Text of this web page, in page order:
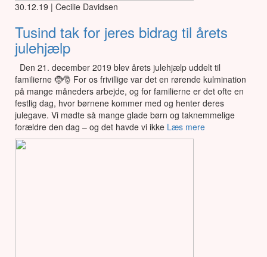
30.12.19 | Cecilie Davidsen
Tusind tak for jeres bidrag til årets
julehjælp
Den 21. december 2019 blev årets julehjælp uddelt til
familierne 🤶🎅 For os frivillige var det en rørende kulmination
på mange måneders arbejde, og for familierne er det ofte en
festlig dag, hvor børnene kommer med og henter deres
julegave. Vi mødte så mange glade børn og taknemmelige
forældre den dag – og det havde vi ikke Læs mere